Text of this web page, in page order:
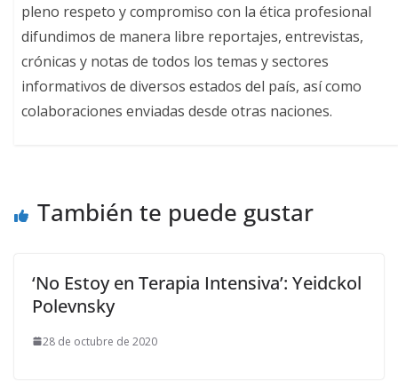
pleno respeto y compromiso con la ética profesional
difundimos de manera libre reportajes, entrevistas,
crónicas y notas de todos los temas y sectores
informativos de diversos estados del país, así como
colaboraciones enviadas desde otras naciones.
También te puede gustar
‘No Estoy en Terapia Intensiva’: Yeidckol
Polevnsky
28 de octubre de 2020